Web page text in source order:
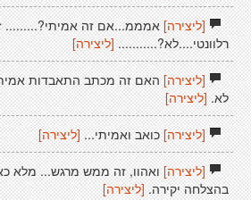
[ליצירה]אמממ...אם זה אמיתי?.........
רלוונטי....לא?........... [ליצירה]
[ליצירה]האם זה מכתב התאבדות
לא. [ליצירה]
[ליצירה]כואב ואמיתי...[ליצירה]
[ליצירה]ואהוו, זה ממש מרגש... מלא
בהצלחה יקירה. [ליצירה]